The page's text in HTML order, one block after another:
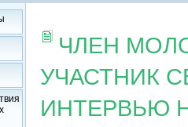
ЧЛЕН
УЧАСТНИК
ИНТЕРВЬЮ